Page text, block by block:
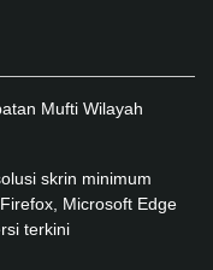
Mufti Wilayah
skrin minimum
Microsoft Edge
terkini